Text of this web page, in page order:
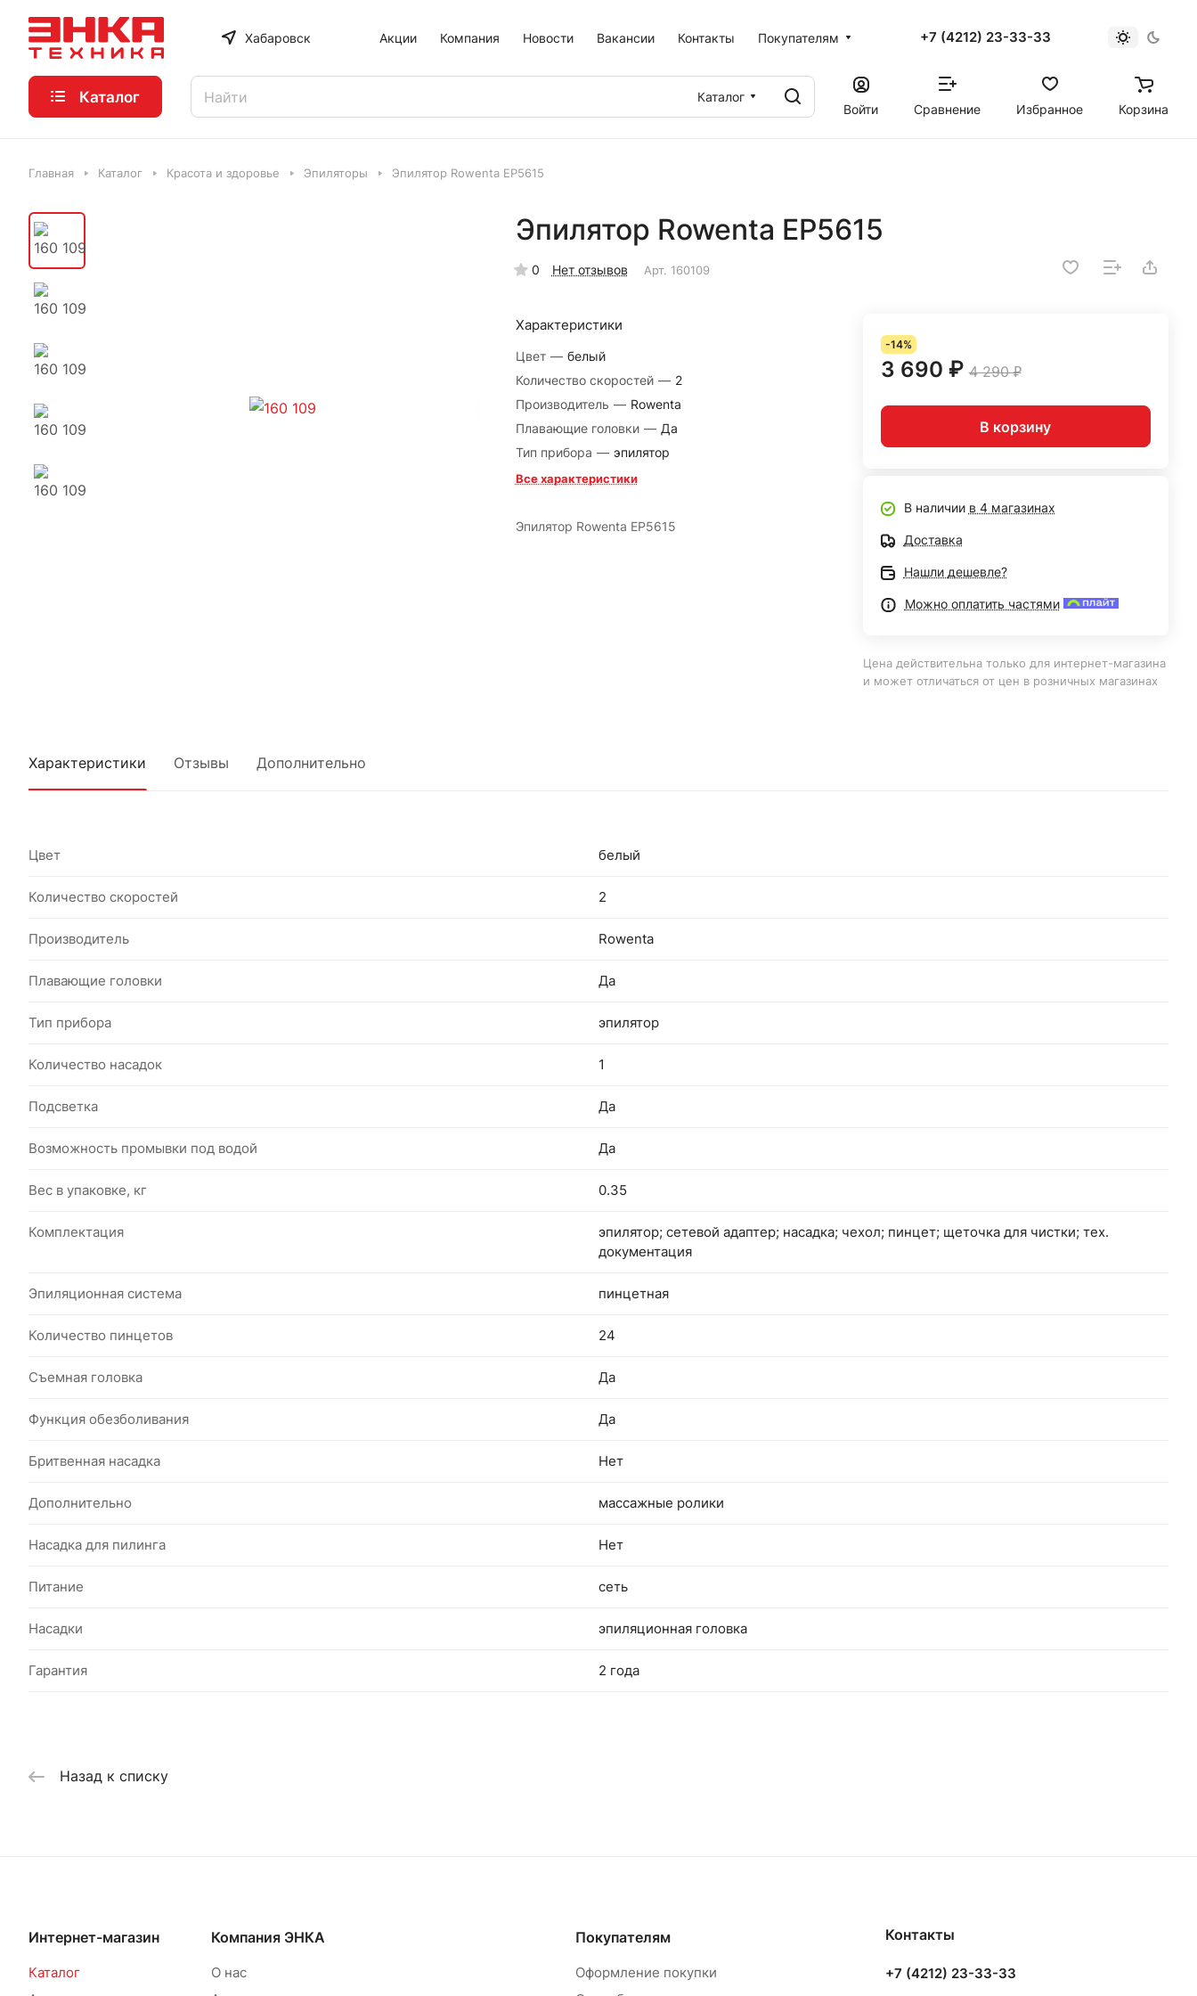
Хабаровск Акции Компания Новости Вакансии Контакты Покупателям +7 (4212) 23-33-33
Каталог
Каталог
Войти
Сравнение Избранное Корзина
Главная Каталог Красота и здоровье Эпиляторы Эпилятор Rowenta EP5615
Эпилятор Rowenta EP5615
0 Нет отзывов Арт. 160109
Характеристики
Цвет — белый
Количество скоростей — 2
Производитель — Rowenta
Плавающие головки — Да
Тип прибора — эпилятор
Все характеристики
Эпилятор Rowenta EP5615
-14%
3 690 ₽ 4 290 ₽
В корзину
В наличии в 4 магазинах
Доставка
Нашли дешевле?
Можно оплатить частями
Цена действительна только для интернет-магазина
и может отличаться от цен в розничных магазинах
Характеристики Отзывы Дополнительно
Цвет белый
Количество скоростей 2
Производитель Rowenta
Плавающие головки Да
Тип прибора эпилятор
Количество насадок 1
Подсветка Да
Возможность промывки под водой Да
Вес в упаковке, кг 0.35
Комплектация
эпилятор; сетевой адаптер; насадка; чехол; пинцет; щеточка для чистки; тех.
документация
Эпиляционная система пинцетная
Количество пинцетов 24
Съемная головка Да
Функция обезболивания Да
Бритвенная насадка Нет
Дополнительно массажные ролики
Насадка для пилинга Нет
Питание сеть
Насадки эпиляционная головка
Гарантия 2 года
Назад к списку
Интернет-магазин
Каталог
Компания ЭНКА
О нас
Покупателям
Оформление покупки
Контакты
+7 (4212) 23-33-33